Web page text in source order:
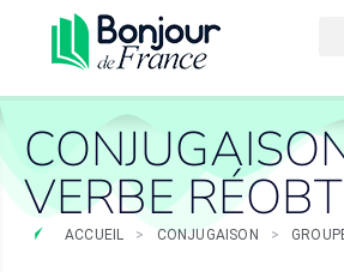
VERBE
ACCUEIL > CONJUGAISON >